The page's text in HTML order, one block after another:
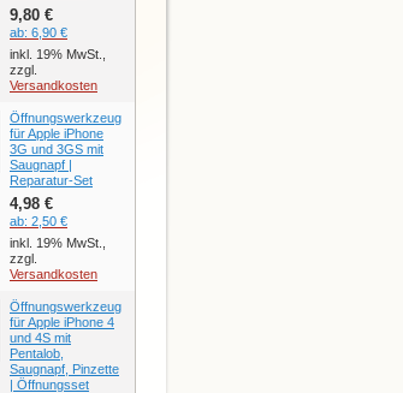
9,80 €
ab: 6,90 €
inkl. 19% MwSt.,
zzgl.
Versandkosten
Öffnungswerkzeug
für Apple iPhone
3G und 3GS mit
Saugnapf |
Reparatur-Set
4,98 €
ab: 2,50 €
inkl. 19% MwSt.,
zzgl.
Versandkosten
Öffnungswerkzeug
für Apple iPhone 4
und 4S mit
Pentalob,
Saugnapf, Pinzette
| Öffnungsset